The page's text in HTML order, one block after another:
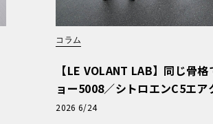
コラム
【LE VOLANT LAB】同じ骨
ョー5008／シトロエンC5エア
読者一気乗りレポート
2026 6/24